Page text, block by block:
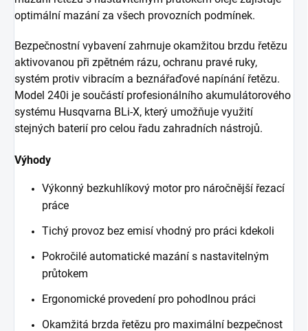
optimální mazání za všech provozních podmínek.
Bezpečnostní vybavení zahrnuje okamžitou brzdu řetězu
aktivovanou při zpětném rázu, ochranu pravé ruky,
systém protiv vibracím a beznářaďové napínání řetězu.
Model 240i je součástí profesionálního akumulátorového
systému Husqvarna BLi-X, který umožňuje využití
stejných baterií pro celou řadu zahradních nástrojů.
Výhody
Výkonný bezkuhlíkový motor pro náročnější řezací
práce
Tichý provoz bez emisí vhodný pro práci kdekoli
Pokročilé automatické mazání s nastavitelným
průtokem
Ergonomické provedení pro pohodlnou práci
Okamžitá brzda řetězu pro maximální bezpečnost